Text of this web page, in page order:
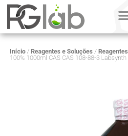
Início / Reagentes e Soluções / Reagentes
100% 1000ml CAS CAS 108-88-3 Labsynth